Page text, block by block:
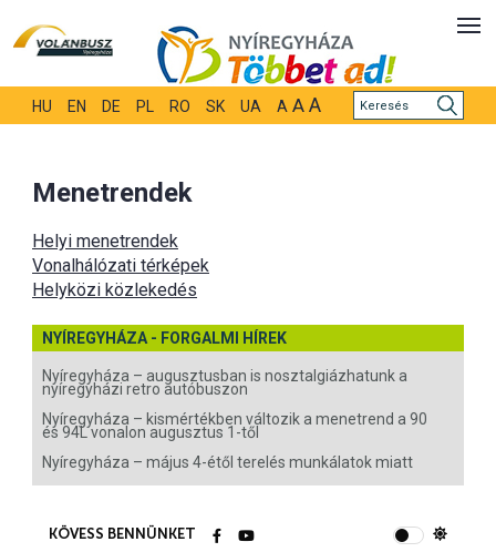
HU EN DE PL RO SK UA A A A
Menetrendek
Helyi menetrendek
Vonalhálózati térképek
Helyközi közlekedés
NYÍREGYHÁZA - FORGALMI HÍREK
Nyíregyháza – augusztusban is nosztalgiázhatunk a
nyíregyházi retro autóbuszon
Nyíregyháza – kismértékben változik a menetrend a 90
és 94L vonalon augusztus 1-től
Nyíregyháza – május 4-étől terelés munkálatok miatt